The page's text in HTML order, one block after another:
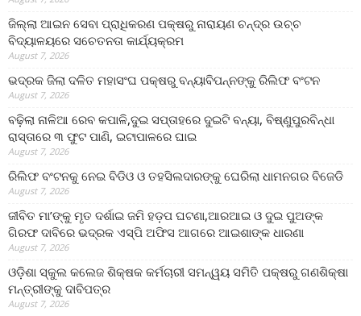
ଜିଲ୍ଲା ଆଇନ ସେବା ପ୍ରାଧିକରଣ ପକ୍ଷରୁ ନାରାୟଣ ଚନ୍ଦ୍ର ଉଚ୍ଚ
ବିଦ୍ୟାଳୟରେ ସଚେତନତା କାର୍ଯ୍ୟକ୍ରମ
August 7, 2026
ଭଦ୍ରକ ଜିଲା ଦଳିତ ମହାସଂଘ ପକ୍ଷରୁ ବନ୍ୟାବିପନ୍ନଙ୍କୁ ରିଲିଫ ବଂଟନ
August 7, 2026
ବଢ଼ିଲା ନାଳିଆ ରେବ କପାଳି,ଦୁଇ ସପ୍ତାହରେ ଦୁଇଟି ବନ୍ୟା, ବିଷ୍ଣୁପୁରବିନ୍ଧା
ରାସ୍ତାରେ ୩ ଫୁଟ ପାଣି, ଇଟାପାଳରେ ଘାଇ
August 7, 2026
ରିଲିଫ ବଂଟନକୁ ନେଇ ବିଡିଓ ଓ ତହସିଲଦାରଙ୍କୁ ଘେରିଲା ଧାମନଗର ବିଜେଡି
August 7, 2026
ଜୀବିତ ମା’ଙ୍କୁ ମୃତ ଦର୍ଶାଇ ଜମି ହଡ଼ପ ଘଟଣା,ଆରଆଇ ଓ ଦୁଇ ପୁଅଙ୍କ
ଗିରଫ ଦାବିରେ ଭଦ୍ରକ ଏସ୍‌ପି ଅଫିସ ଆଗରେ ଆଇଶାଙ୍କ ଧାରଣା
August 7, 2026
ଓଡ଼ିଶା ସ୍କୁଲ କଲେଜ ଶିକ୍ଷକ କର୍ମଚାରୀ ସମନ୍ୱୟ ସମିତି ପକ୍ଷରୁ ଗଣଶିକ୍ଷା
ମନ୍ତ୍ରୀଙ୍କୁ ଦାବିପତ୍ର
August 7, 2026